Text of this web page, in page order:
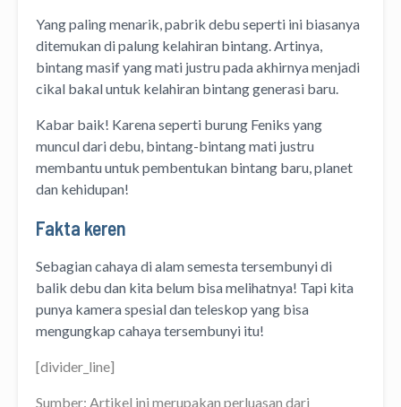
Yang paling menarik, pabrik debu seperti ini biasanya
ditemukan di palung kelahiran bintang. Artinya,
bintang masif yang mati justru pada akhirnya menjadi
cikal bakal untuk kelahiran bintang generasi baru.
Kabar baik! Karena seperti burung Feniks yang
muncul dari debu, bintang-bintang mati justru
membantu untuk pembentukan bintang baru, planet
dan kehidupan!
Fakta keren
Sebagian cahaya di alam semesta tersembunyi di
balik debu dan kita belum bisa melihatnya! Tapi kita
punya kamera spesial dan teleskop yang bisa
mengungkap cahaya tersembunyi itu!
[divider_line]
Sumber: Artikel ini merupakan perluasan dari